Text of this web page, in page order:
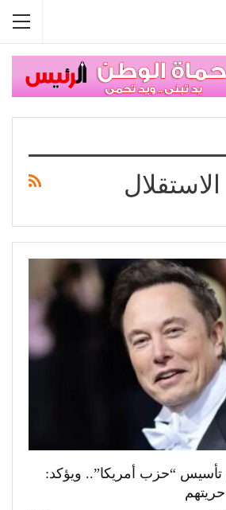
تأسيس “حزب أمريكا”.. ويؤكد: